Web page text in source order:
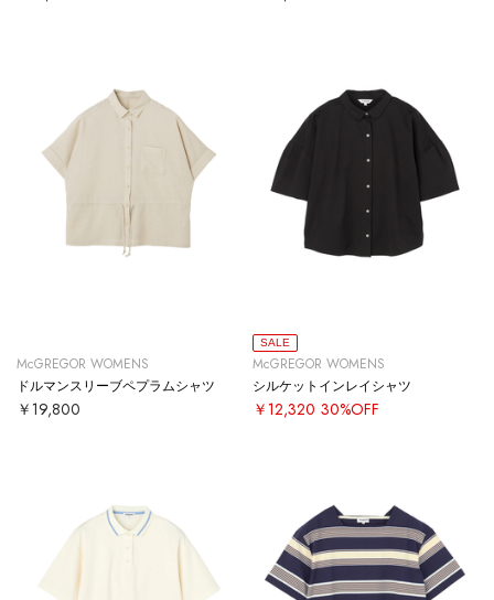
McGREGOR WOMENS
ドルマンスリーブペプラムシャツ
￥19,800
SALE
McGREGOR WOMENS
シルケットインレイシャツ
￥12,320 30%OFF